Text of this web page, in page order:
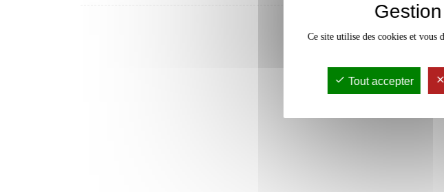
Ce site utilise des cookies et vous
Tout accepter